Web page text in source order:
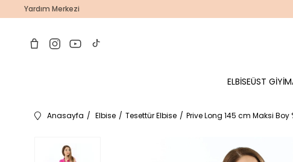
Yardım Merkezi
ELBİSEÜST GİYİM
Anasayfa Elbise Tesettür Elbise Prive Long 145 cm Maksi Boy